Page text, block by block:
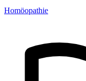
Homöopathie